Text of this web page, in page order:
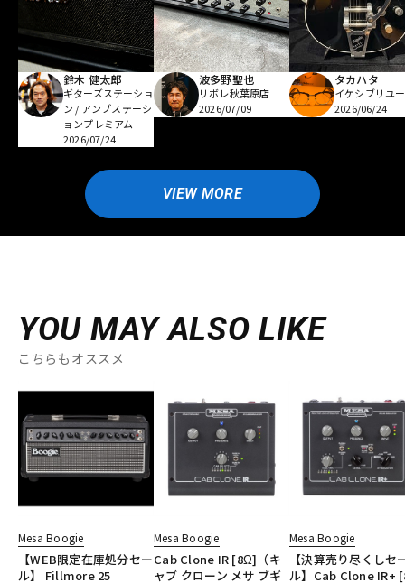
鈴木 健太郎
ギターズステーショ
ン / アンプステーシ
ョンプレミアム
2026/07/24
波多野聖也
リボレ秋葉原店
2026/07/09
タカハタ
イケシブリユ
2026/06/24
VIEW MORE
YOU MAY ALSO LIKE
こちらもオススメ
Mesa Boogie
【WEB限定在庫処分セー
ル】 Fillmore 25
Mesa Boogie
Cab Clone IR [8Ω]（キ
ャブ クローン メサ ブギ
Mesa Boogie
【決算売り尽くしセ
ル】Cab Clone IR+